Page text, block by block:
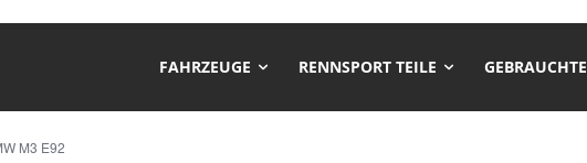
FAHRZEUGE RENNSPORT TEILE
M3 E92